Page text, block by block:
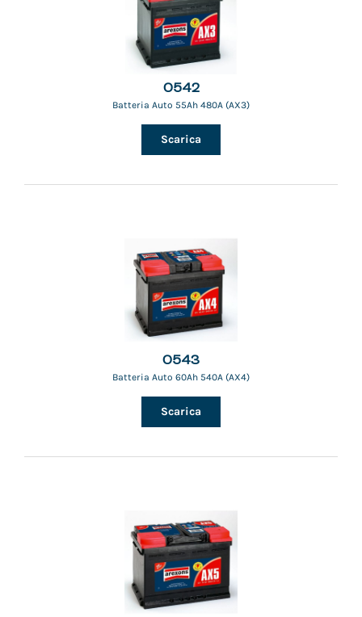
0542
Batteria Auto 55Ah 480A (AX3)
Scarica
0543
Batteria Auto 60Ah 540A (AX4)
Scarica